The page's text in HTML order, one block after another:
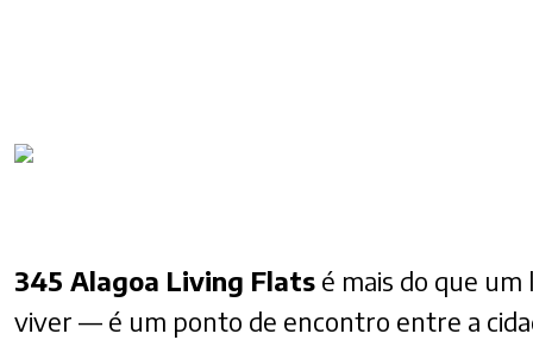
345 Alagoa Living Flats é mais do que
viver — é um ponto de encontro entre a